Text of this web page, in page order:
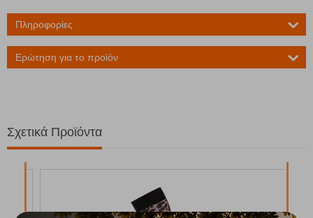
Πληροφορίες
Ερώτηση για το προϊόν
Σχετικά Προϊόντα